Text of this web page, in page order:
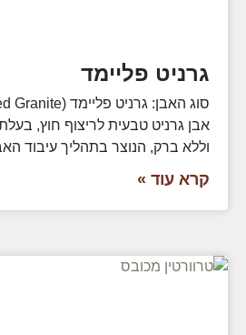
גרניט פליימד
אבן גרניט טבעית לריצוף חוץ,
וללא ברק, הנוצר בתהליך עיבוד
קרא עוד »